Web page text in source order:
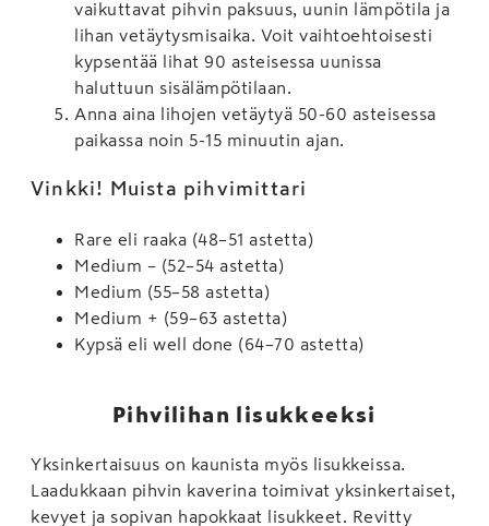
vaikuttavat pihvin paksuus, uunin lämpötila ja
lihan vetäytysmisaika. Voit vaihtoehtoisesti
kypsentää lihat 90 asteisessa uunissa
haluttuun sisälämpötilaan.
Anna aina lihojen vetäytyä 50-60 asteisessa
paikassa noin 5-15 minuutin ajan.
Vinkki! Muista pihvimittari
Rare eli raaka (48–51 astetta)
Medium – (52–54 astetta)
Medium (55–58 astetta)
Medium + (59–63 astetta)
Kypsä eli well done (64–70 astetta)
Pihvilihan lisukkeeksi
Yksinkertaisuus on kaunista myös lisukkeissa.
Laadukkaan pihvin kaverina toimivat yksinkertaiset,
kevyet ja sopivan hapokkaat lisukkeet. Revitty